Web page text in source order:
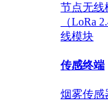
节点无线
（LoRa
线模块
传感终端
烟雾传感